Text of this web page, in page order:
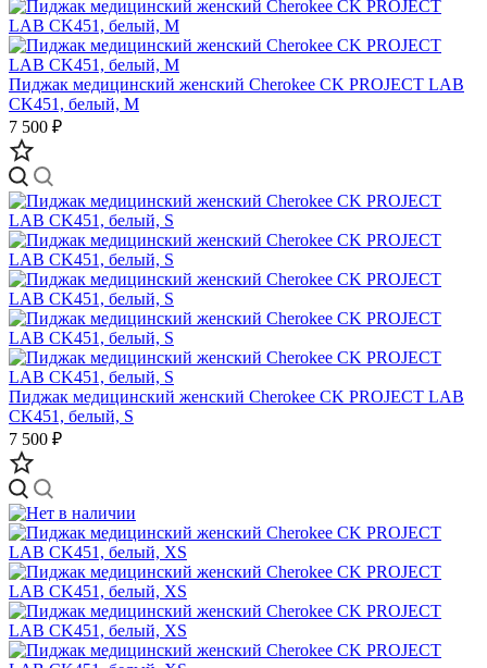
Пиджак медицинский женский Cherokee CK PROJECT LAB
CK451, белый, M
7 500 ₽
Пиджак медицинский женский Cherokee CK PROJECT LAB
CK451, белый, S
7 500 ₽